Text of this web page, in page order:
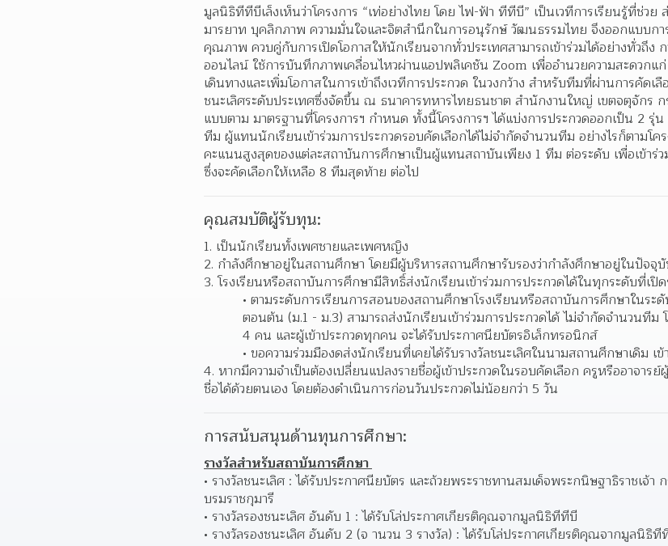
มูลนิธิทีทีบีเล็งเห็นว่าโครงการ “เท่อย่างไทย โดย ไฟ-ฟ้า ทีทีบี” เป็นเวทีการเรียนรู้ที่ช่ว
มารยาท บุคลิกภาพ ความมั่นใจและจิตสำนึกในการอนุรักษ์ วัฒนธรรมไทย จึงออกแบบก
คุณภาพ ควบคู่กับการเปิดโอกาสให้นักเรียนจากทั่วประเทศสามารถเข้าร่วมได้อย่างทั่วถึง
ออนไลน์ ใช้การบันทึกภาพเคลื่อนไหวผ่านแอปพลิเคชัน Zoom เพื่ออำนวยความสะดวกแก่
เดินทางและเพิ่มโอกาสในการเข้าถึงเวทีการประกวด ในวงกว้าง สำหรับทีมที่ผ่านการคัดเ
ชนะเลิศระดับประเทศซึ่งจัดขึ้น ณ ธนาคารทหารไทยธนชาต สำนักงานใหญ่ เขตจตุจักร
แบบตาม มาตรฐานที่โครงการฯ กำหนด ทั้งนี้โครงการฯ ได้แบ่งการประกวดออกเป็น 2 รุ่
ทีม ผู้แทนนักเรียนเข้าร่วมการประกวดรอบคัดเลือกได้ไม่จำกัดจำนวนทีม อย่างไรก็ตามโ
คะแนนสูงสุดของแต่ละสถาบันการศึกษาเป็นผู้แทนสถาบันเพียง 1 ทีม ต่อระดับ เพื่อเข้าร่ว
ซึ่งจะคัดเลือกให้เหลือ 8 ทีมสุดท้าย ต่อไป
คุณสมบัติผู้รับทุน:
เป็นนักเรียนทั้งเพศชายและเพศหญิง
กำลังศึกษาอยู่ในสถานศึกษา โดยมีผู้บริหารสถานศึกษารับรองว่ากำลังศึกษาอยู่ในปัจจุ
โรงเรียนหรือสถาบันการศึกษามีสิทธิ์ส่งนักเรียนเข้าร่วมการประกวดได้ในทุกระดับที่เปิ
ตามระดับการเรียนการสอนของสถานศึกษาโรงเรียนหรือสถาบันการศึกษาในร
ตอนต้น (ม.1 - ม.3) สามารถส่งนักเรียนเข้าร่วมการประกวดได้ ไม่จำกัดจำนวนที
4 คน และผู้เข้าประกวดทุกคน จะได้รับประกาศนียบัตรอิเล็กทรอนิกส์
ขอความร่วมมืองดส่งนักเรียนที่เคยได้รับรางวัลชนะเลิศในนามสถานศึกษาเดิม เข้
4. หากมีความจำเป็นต้องเปลี่ยนแปลงรายชื่อผู้เข้าประกวดในรอบคัดเลือก ครูหรืออาจารย์
ชื่อได้ด้วยตนเอง โดยต้องดำเนินการก่อนวันประกวดไม่น้อยกว่า 5 วัน
การสนับสนุนด้านทุนการศึกษา:
รางวัลสำหรับสถาบันการศึกษา
รางวัลชนะเลิศ : ได้รับประกาศนียบัตร และถ้วยพระราชทานสมเด็จพระกนิษฐาธิราชเจ้
บรมราชกุมารี
รางวัลรองชนะเลิศ อันดับ 1 : ได้รับโล่ประกาศเกียรติคุณจากมูลนิธิทีทีบี
รางวัลรองชนะเลิศ อันดับ 2 (จ านวน 3 รางวัล) : ได้รับโล่ประกาศเกียรติคุณจากมูลนิธิที